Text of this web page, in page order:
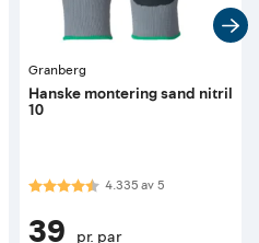
Granberg
Hanske montering sand nitril
10
Karakter:4.3 av 5 mulige
4.335av5
39 pr. par